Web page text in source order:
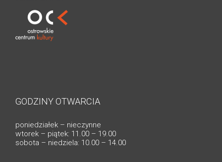
GODZINY OTWARCIA
poniedziałek – nieczynne
wtorek – piątek: 11.00 – 19.00
sobota – niedziela: 10.00 – 14.00